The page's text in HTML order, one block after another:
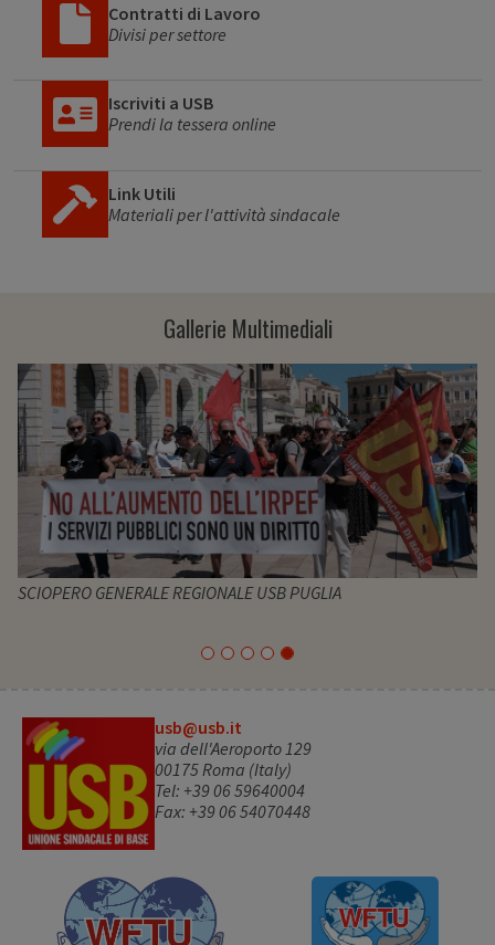
Contratti di Lavoro
Divisi per settore
Iscriviti a USB
Prendi la tessera online
Link Utili
Materiali per l'attività sindacale
Gallerie Multimediali
SCIOPERO GENERALE REGIONALE USB PUGLIA
usb@usb.it
via dell'Aeroporto 129
00175 Roma (Italy)
Tel: +39 06 59640004
Fax: +39 06 54070448